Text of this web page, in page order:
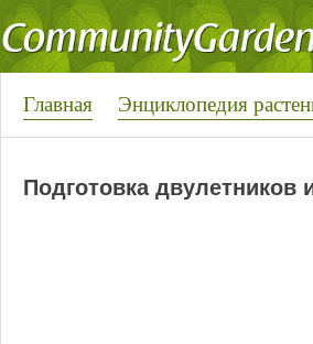
Главная Энциклопедия
Подготовка двулетников